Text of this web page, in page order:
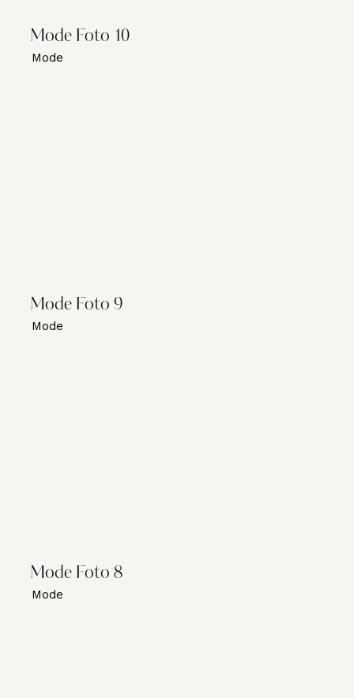
Mode Foto 10
Mode
Mode Foto 9
Mode
Mode Foto 8
Mode